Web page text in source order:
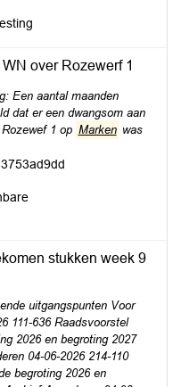
over Rozewerf 1
Een aantal maanden
dat er een dwangsom aan
1 op Marken was
stukken week 9
uitgangspunten Voor
111-636 Raadsvoorstel
2026 en begroting 2027
04-06-2026 214-110
begroting 2026 en